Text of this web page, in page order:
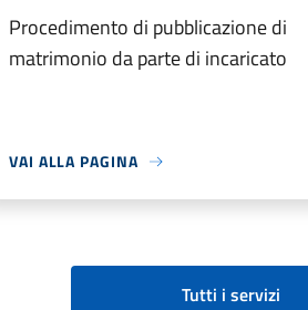
Procedimento di pubblicazione di
matrimonio da parte di incaricato
VAI ALLA PAGINA
Tutti i servizi